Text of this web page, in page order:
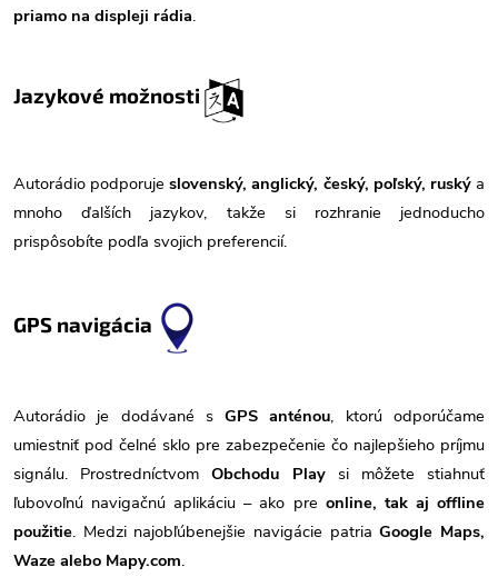
priamo na displeji rádia.
Jazykové možnosti
Autorádio podporujeslovenský, anglický, český, poľský, ruskýa
mnoho ďalších jazykov, takže si rozhranie jednoducho
prispôsobíte podľa svojich preferencií.
GPS navigácia
Autorádio je dodávané sGPS anténou, ktorú odporúčame
umiestniť pod čelné sklo pre zabezpečenie čo najlepšieho príjmu
signálu. ProstredníctvomObchodu Playsi môžete stiahnuť
ľubovoľnú navigačnú aplikáciu – ako pre online, tak aj offline
použitie. Medzi najobľúbenejšie navigácie patriaGoogle Maps,
Waze alebo Mapy.com.